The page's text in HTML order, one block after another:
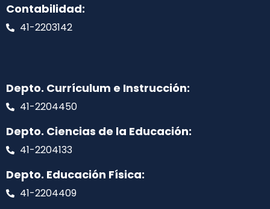
Contabilidad:
41-2203142
Depto. Currículum e Instrucción:
41-2204450
Depto. Ciencias de la Educación:
41-2204133
Depto. Educación Física:
41-2204409